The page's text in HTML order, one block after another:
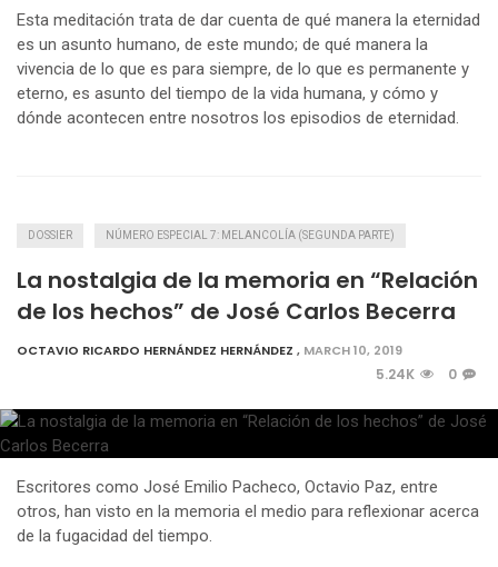
Esta meditación trata de dar cuenta de qué manera la eternidad
es un asunto humano, de este mundo; de qué manera la
vivencia de lo que es para siempre, de lo que es permanente y
eterno, es asunto del tiempo de la vida humana, y cómo y
dónde acontecen entre nosotros los episodios de eternidad.
DOSSIER NÚMERO ESPECIAL 7: MELANCOLÍA (SEGUNDA PARTE)
La nostalgia de la memoria en “Relación
de los hechos” de José Carlos Becerra
OCTAVIO RICARDO HERNÁNDEZ HERNÁNDEZ , MARCH 10, 2019
5.24K 0
Escritores como José Emilio Pacheco, Octavio Paz, entre
otros, han visto en la memoria el medio para reflexionar acerca
de la fugacidad del tiempo.